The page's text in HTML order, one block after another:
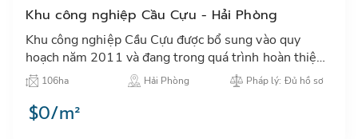
Khu công nghiệp Cầu Cựu - Hải Phòng
Khu công nghiệp Cầu Cựu được bổ sung vào quy
hoạch năm 2011 và đang trong quá trình hoàn thiện
các thủ tục về đầu tư…
106ha Hải Phòng Pháp lý: Đủ hồ sơ
$0/m²